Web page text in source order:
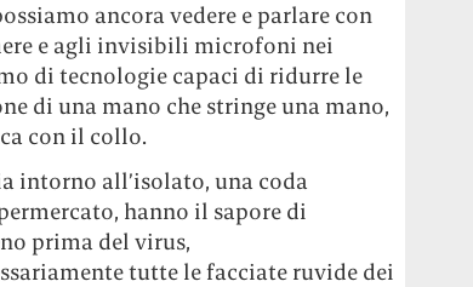
ancora vedere e parlare con
e agli invisibili microfoni nei
di tecnologie capaci di ridurre le
di una mano che stringe una mano,
con il collo.
intorno all’isolato, una coda
hanno il sapore di
prima del virus,
tutte le facciate ruvide dei